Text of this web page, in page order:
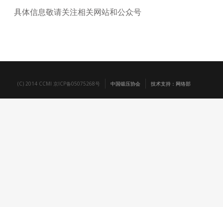
具体信息敬请关注相关网站和公众号
(C) 2014 CCMI 京ICP备05075268号 中国锻压协会 技术支持：网络部